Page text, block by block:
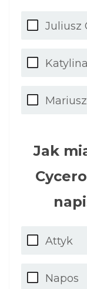
Juliusz
Katylina
Mariusz
Jak
Attyk
Napos